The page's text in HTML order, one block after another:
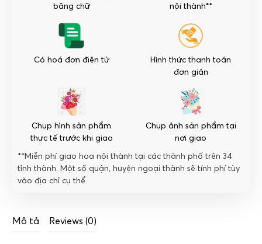
băng chữ
nội thành**
Có hoá đơn điện tử
Hình thức thanh toán
đơn giản
Chụp hình sản phẩm
thực tế trước khi giao
Chụp ảnh sản phẩm tại
nơi giao
**Miễn phí giao hoa nội thành tại các thành phố trên 34
tỉnh thành. Một số quận, huyện ngoại thành sẽ tính phí tùy
vào địa chỉ cụ thể.
Mô tả Reviews (0)